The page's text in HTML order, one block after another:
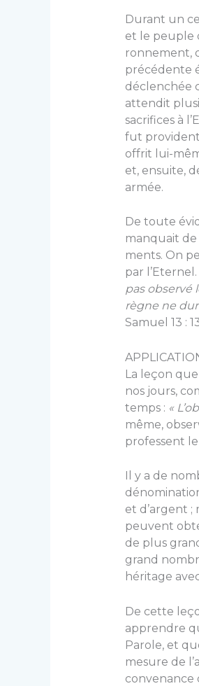
Durant un
et le peuple
ronnement,
précédente
déclenchée
at­tendit
sacrifices à
fut
offrit lui-
et, ensuite,
ar­mée.
De toute
manquait de
ments. On
par
pas ob­servé
règne ne
Samuel 13 :
La leçon
nos jours,
temps : «
même,
professent
Il y a de
et d’argent ;
peuvent
de plus
grand
héritage
De cette
apprendre
Parole, et
mesure de
convenance